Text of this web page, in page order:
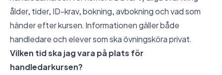
ålder, tider, ID-krav, bokning, avbokning och vad som
händer efter kursen. Informationen gäller både
handledare och elever som ska övningsköra privat.
Vilken tid ska jag vara på plats för
handledarkursen?